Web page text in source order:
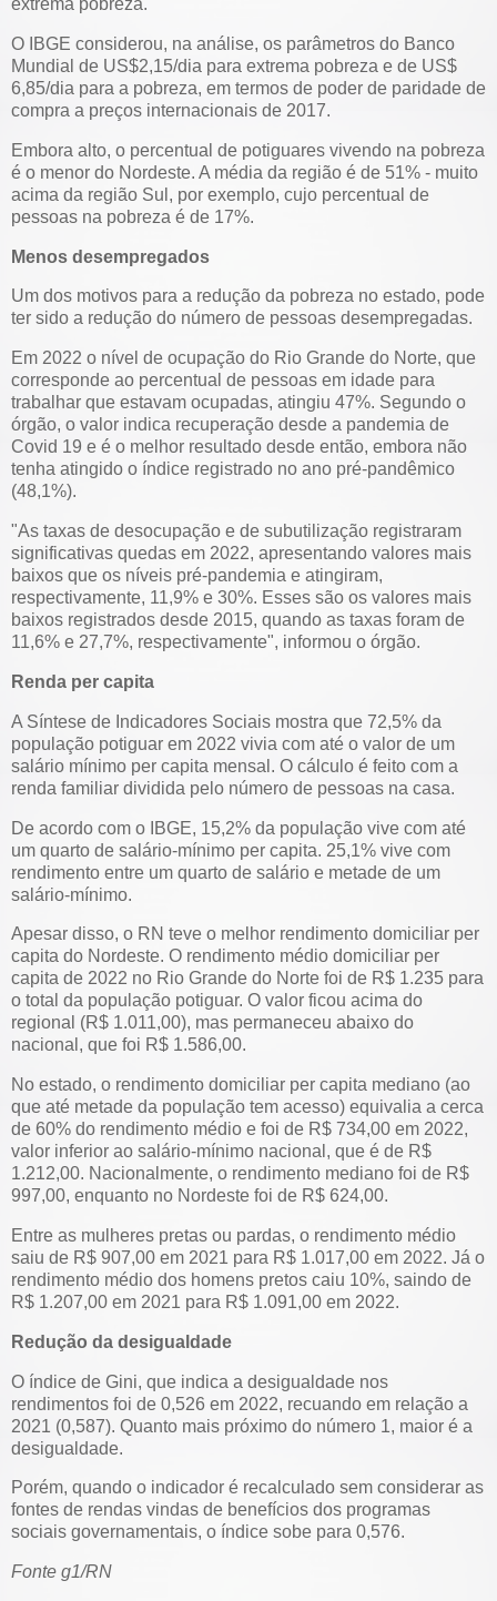
extrema pobreza.
O IBGE considerou, na análise, os parâmetros do Banco
Mundial de US$2,15/dia para extrema pobreza e de US$
6,85/dia para a pobreza, em termos de poder de paridade de
compra a preços internacionais de 2017.
Embora alto, o percentual de potiguares vivendo na pobreza
é o menor do Nordeste. A média da região é de 51% - muito
acima da região Sul, por exemplo, cujo percentual de
pessoas na pobreza é de 17%.
Menos desempregados
Um dos motivos para a redução da pobreza no estado, pode
ter sido a redução do número de pessoas desempregadas.
Em 2022 o nível de ocupação do Rio Grande do Norte, que
corresponde ao percentual de pessoas em idade para
trabalhar que estavam ocupadas, atingiu 47%. Segundo o
órgão, o valor indica recuperação desde a pandemia de
Covid 19 e é o melhor resultado desde então, embora não
tenha atingido o índice registrado no ano pré-pandêmico
(48,1%).
"As taxas de desocupação e de subutilização registraram
significativas quedas em 2022, apresentando valores mais
baixos que os níveis pré-pandemia e atingiram,
respectivamente, 11,9% e 30%. Esses são os valores mais
baixos registrados desde 2015, quando as taxas foram de
11,6% e 27,7%, respectivamente", informou o órgão.
Renda per capita
A Síntese de Indicadores Sociais mostra que 72,5% da
população potiguar em 2022 vivia com até o valor de um
salário mínimo per capita mensal. O cálculo é feito com a
renda familiar dividida pelo número de pessoas na casa.
De acordo com o IBGE, 15,2% da população vive com até
um quarto de salário-mínimo per capita. 25,1% vive com
rendimento entre um quarto de salário e metade de um
salário-mínimo.
Apesar disso, o RN teve o melhor rendimento domiciliar per
capita do Nordeste. O rendimento médio domiciliar per
capita de 2022 no Rio Grande do Norte foi de R$ 1.235 para
o total da população potiguar. O valor ficou acima do
regional (R$ 1.011,00), mas permaneceu abaixo do
nacional, que foi R$ 1.586,00.
No estado, o rendimento domiciliar per capita mediano (ao
que até metade da população tem acesso) equivalia a cerca
de 60% do rendimento médio e foi de R$ 734,00 em 2022,
valor inferior ao salário-mínimo nacional, que é de R$
1.212,00. Nacionalmente, o rendimento mediano foi de R$
997,00, enquanto no Nordeste foi de R$ 624,00.
Entre as mulheres pretas ou pardas, o rendimento médio
saiu de R$ 907,00 em 2021 para R$ 1.017,00 em 2022. Já o
rendimento médio dos homens pretos caiu 10%, saindo de
R$ 1.207,00 em 2021 para R$ 1.091,00 em 2022.
Redução da desigualdade
O índice de Gini, que indica a desigualdade nos
rendimentos foi de 0,526 em 2022, recuando em relação a
2021 (0,587). Quanto mais próximo do número 1, maior é a
desigualdade.
Porém, quando o indicador é recalculado sem considerar as
fontes de rendas vindas de benefícios dos programas
sociais governamentais, o índice sobe para 0,576.
Fonte g1/RN